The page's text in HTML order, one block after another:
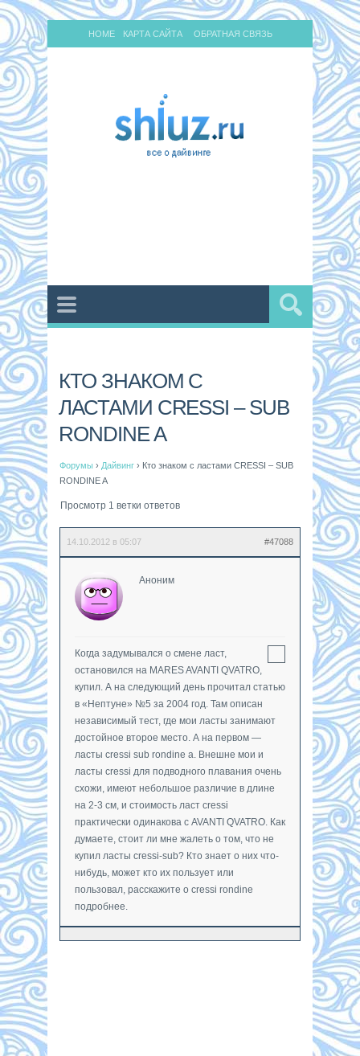
HOME КАРТА САЙТА ОБРАТНАЯ СВЯЗЬ
КТО ЗНАКОМ С
ЛАСТАМИ CRESSI – SUB
RONDINE A
Форумы › Дайвинг › Кто знаком с ластами CRESSI – SUB
RONDINE A
Просмотр 1 ветки ответов
14.10.2012 в 05:07 #47088
Аноним
Когда задумывался о смене ласт,
остановился на MARES AVANTI QVATRO,
купил. А на следующий день прочитал статью
в «Нептуне» №5 за 2004 год. Там описан
независимый тест, где мои ласты занимают
достойное второе место. А на первом —
ласты cressi sub rondine a. Внешне мои и
ласты cressi для подводного плавания очень
схожи, имеют небольшое различие в длине
на 2-3 см, и стоимость ласт cressi
практически одинакова с AVANTI QVATRO. Как
думаете, стоит ли мне жалеть о том, что не
купил ласты cressi-sub? Кто знает о них что-
нибудь, может кто их пользует или
пользовал, расскажите о cressi rondine
подробнее.